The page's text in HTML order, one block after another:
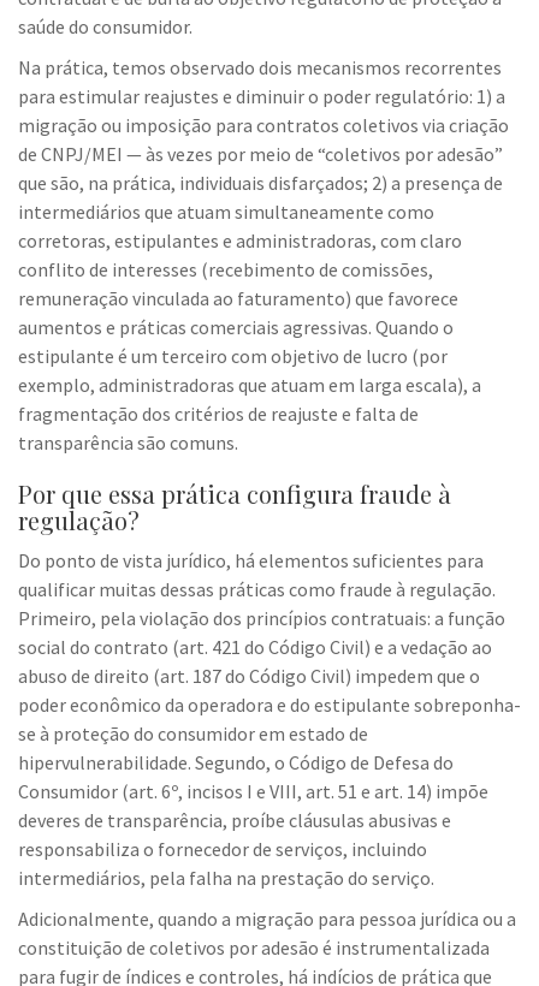
saúde do consumidor.
Na prática, temos observado dois mecanismos recorrentes
para estimular reajustes e diminuir o poder regulatório: 1) a
migração ou imposição para contratos coletivos via criação
de CNPJ/MEI — às vezes por meio de “coletivos por adesão”
que são, na prática, individuais disfarçados; 2) a presença de
intermediários que atuam simultaneamente como
corretoras, estipulantes e administradoras, com claro
conflito de interesses (recebimento de comissões,
remuneração vinculada ao faturamento) que favorece
aumentos e práticas comerciais agressivas. Quando o
estipulante é um terceiro com objetivo de lucro (por
exemplo, administradoras que atuam em larga escala), a
fragmentação dos critérios de reajuste e falta de
transparência são comuns.
Por que essa prática configura fraude à
regulação?
Do ponto de vista jurídico, há elementos suficientes para
qualificar muitas dessas práticas como fraude à regulação.
Primeiro, pela violação dos princípios contratuais: a função
social do contrato (art. 421 do Código Civil) e a vedação ao
abuso de direito (art. 187 do Código Civil) impedem que o
poder econômico da operadora e do estipulante sobreponha-
se à proteção do consumidor em estado de
hipervulnerabilidade. Segundo, o Código de Defesa do
Consumidor (art. 6º, incisos I e VIII, art. 51 e art. 14) impõe
deveres de transparência, proíbe cláusulas abusivas e
responsabiliza o fornecedor de serviços, incluindo
intermediários, pela falha na prestação do serviço.
Adicionalmente, quando a migração para pessoa jurídica ou a
constituição de coletivos por adesão é instrumentalizada
para fugir de índices e controles, há indícios de prática que